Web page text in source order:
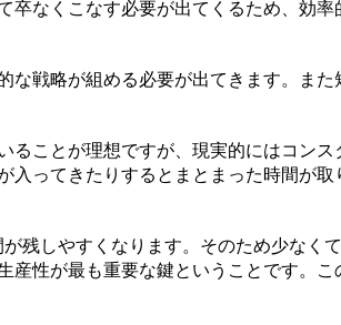
なくこなす必要が出てくるため、効率
戦略が組める必要が出てきます。ま
ことが理想ですが、現実的にはコン
ってきたりするとまとまった時間が
残しやすくなります。そのため少な
性が最も重要な鍵ということです。